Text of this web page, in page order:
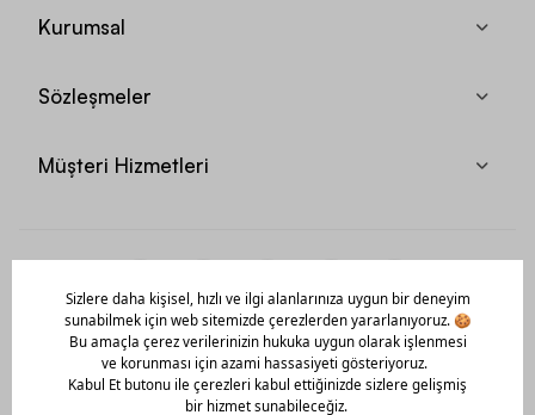
Kurumsal
Sözleşmeler
Müşteri Hizmetleri
Mobil Uygulamamızı Hemen İndir!